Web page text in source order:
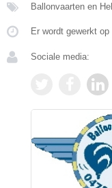
Ballonvaarten en
Er wordt gewerkt op
Sociale media: